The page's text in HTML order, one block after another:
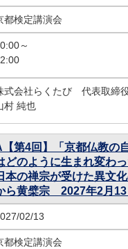
都検定講演会
～
式会社らくたび 代表取締
村 純也
【第4回】「京都仏教の
どのように生まれ変わ
本の禅宗が受けた異文
ら黄檗宗 2027年2月13
02/13
都検定講演会